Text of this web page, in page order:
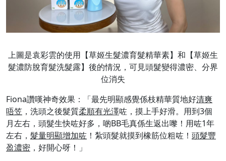
上圖是袁彩雲的使用【草姬生髮濃育髮精華素】和【草姬生
髮濃防脫育髮洗髮露】後的情況，可見頭髮變得濃密、分界
位消失
Fiona讚嘆神奇效果：「最先明顯感覺係枝精華質地好清爽
唔笠 ，洗頭之後髮質柔順有光澤咗，摸上手好滑。用到3個
月左右，頭髮生快咗好多，啲BB毛真係生返出嚟！用咗1年
左右， 髮量明顯增加咗 ！紮頭髮就摸到橡筋位粗咗！ 頭髮豐
盈濃密 ，好開心呀！」